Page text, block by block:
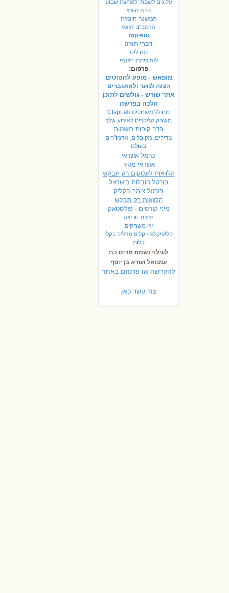
עלונים לשבת ולפרשת שבוע
הדף היומי
המשנה היומית
הרמב"ם היומי
טופ-top
דברי תורה
תהילים
לוח כיתתי חינמי
פרסום:
מופאש - מופע להטוטים
הצגה לנוער ולמתגברים
אתר שורש - גולשים לתוכן
הלכה בפרשה
מחולל משחקים ClapLab
משחק קליקרים לאירוע שלך
הדר קופות רושמות
צדיקים, מקובלים, אדמו"רים
בעולם
כרמל אשראי
אשראי מהיר
הלוואות לעסקים רק תבקש
פורטל הובלות בישראל
פורטל צימר בקליק
הלוואות רק תבקש
מיני קורסים - פולסטאק
יצירת טריויה
יויו משחקים
קליפיקלפ - קליפ מדליק בקלי
קלות
לעילוי נשמת מרים בת
עמנואל ועזרא בן יוסף
להקדשה או פרסום באתר
-
צור קשר כאן